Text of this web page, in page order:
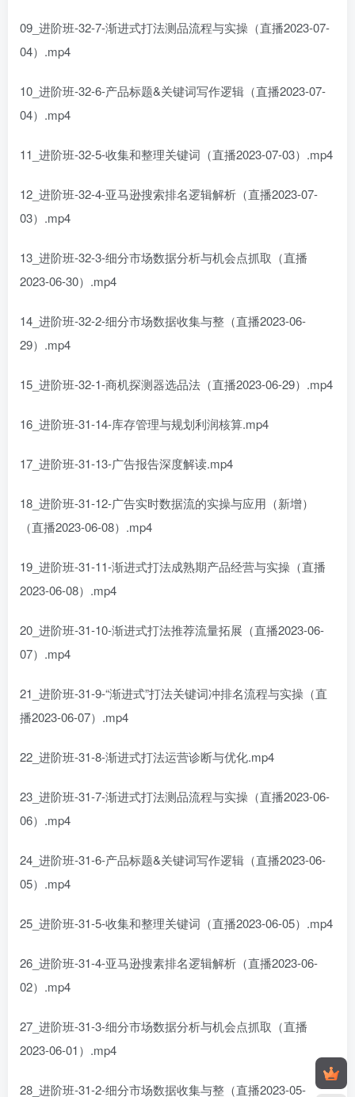
09_进阶班-32-7-渐进式打法测品流程与实操（直播2023-07-
04）.mp4
10_进阶班-32-6-产品标题&关键词写作逻辑（直播2023-07-
04）.mp4
11_进阶班-32-5-收集和整理关键词（直播2023-07-03）.mp4
12_进阶班-32-4-亚马逊搜索排名逻辑解析（直播2023-07-
03）.mp4
13_进阶班-32-3-细分市场数据分析与机会点抓取（直播
2023-06-30）.mp4
14_进阶班-32-2-细分市场数据收集与整（直播2023-06-
29）.mp4
15_进阶班-32-1-商机探测器选品法（直播2023-06-29）.mp4
16_进阶班-31-14-库存管理与规划利润核算.mp4
17_进阶班-31-13-广告报告深度解读.mp4
18_进阶班-31-12-广告实时数据流的实操与应用（新增）
（直播2023-06-08）.mp4
19_进阶班-31-11-渐进式打法成熟期产品经营与实操（直播
2023-06-08）.mp4
20_进阶班-31-10-渐进式打法推荐流量拓展（直播2023-06-
07）.mp4
21_进阶班-31-9-“渐进式”打法关键词冲排名流程与实操（直
播2023-06-07）.mp4
22_进阶班-31-8-渐进式打法运营诊断与优化.mp4
23_进阶班-31-7-渐进式打法测品流程与实操（直播2023-06-
06）.mp4
24_进阶班-31-6-产品标题&关键词写作逻辑（直播2023-06-
05）.mp4
25_进阶班-31-5-收集和整理关键词（直播2023-06-05）.mp4
26_进阶班-31-4-亚马逊搜素排名逻辑解析（直播2023-06-
02）.mp4
27_进阶班-31-3-细分市场数据分析与机会点抓取（直播
2023-06-01）.mp4
28_进阶班-31-2-细分市场数据收集与整（直播2023-05-